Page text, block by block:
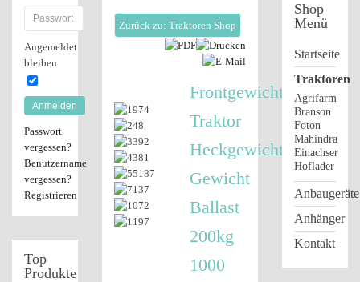
Zurück zu: Traktoren Shop
Frontgewicht
Traktor
Heckgewicht
Gewicht
Ballast
200kg
1000
Angemeldet
bleiben
Anmelden
Passwort
vergessen?
Benutzername
vergessen?
Registrieren
Top
Produkte
Shop
Menü
Startseite
Traktoren
Agrifarm
Branson
Foton
Mahindra
Einachser
Hoflader
Anbaugeräte
Anhänger
Kontakt